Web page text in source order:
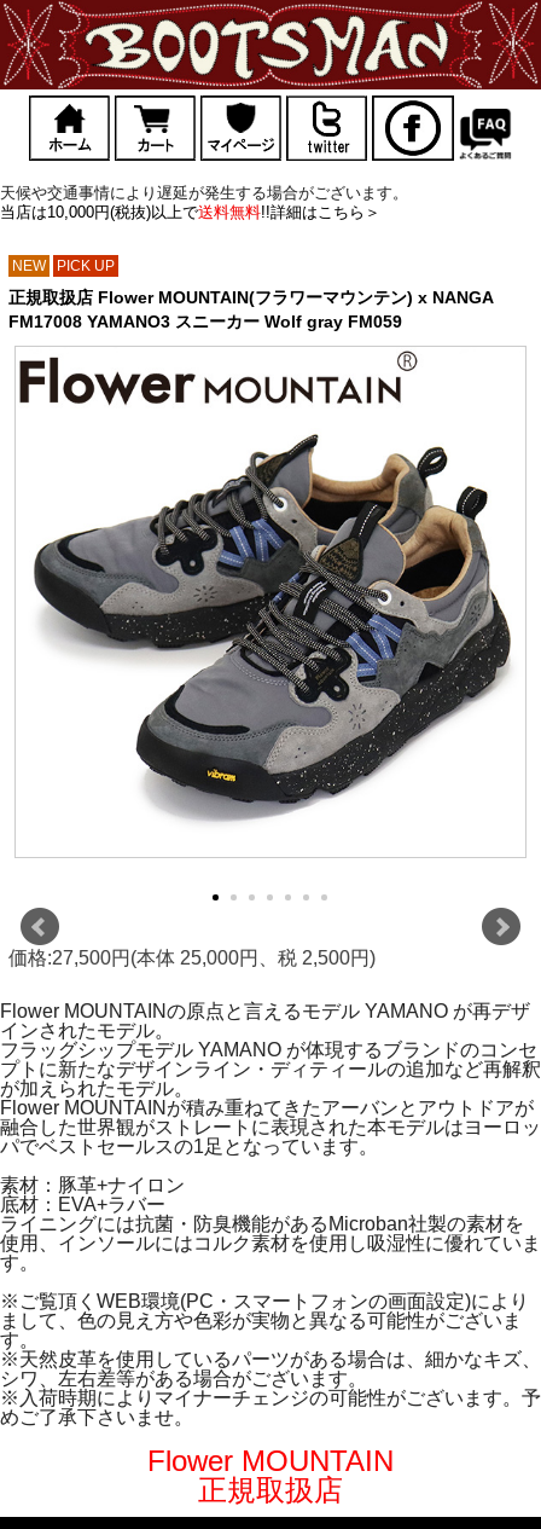
天候や交通事情により遅延が発生する場合がございます。
当店は10,000円(税抜)以上で送料無料!!詳細はこちら＞
NEW PICK UP
正規取扱店 Flower MOUNTAIN(フラワーマウンテン) x NANGA
FM17008 YAMANO3 スニーカー Wolf gray FM059
価格:27,500円(本体 25,000円、税 2,500円)
Flower MOUNTAINの原点と言えるモデル YAMANO が再デザ
インされたモデル。
フラッグシップモデル YAMANO が体現するブランドのコンセ
プトに新たなデザインライン・ディティールの追加など再解釈
が加えられたモデル。
Flower MOUNTAINが積み重ねてきたアーバンとアウトドアが
融合した世界観がストレートに表現された本モデルはヨーロッ
パでベストセールスの1足となっています。
素材：豚革+ナイロン
底材：EVA+ラバー
ライニングには抗菌・防臭機能があるMicroban社製の素材を
使用、インソールにはコルク素材を使用し吸湿性に優れていま
す。
※ご覧頂くWEB環境(PC・スマートフォンの画面設定)により
まして、色の見え方や色彩が実物と異なる可能性がございま
す。
※天然皮革を使用しているパーツがある場合は、細かなキズ、
シワ、左右差等がある場合がございます。
※入荷時期によりマイナーチェンジの可能性がございます。予
めご了承下さいませ。
Flower MOUNTAIN
正規取扱店